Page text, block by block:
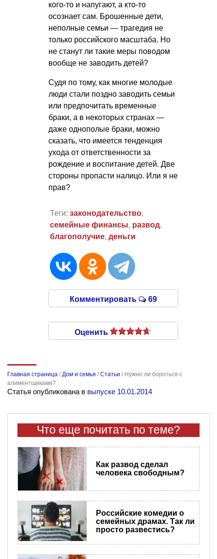
кого-то и напугают, а кто-то
осознает сам. Брошенные дети,
неполные семьи — трагедия не
только российского масштаба. Но
не станут ли такие меры поводом
вообще не заводить детей?
Судя по тому, как многие молодые
люди стали поздно заводить семьи
или предпочитать временные
браки, а в некоторых странах —
даже однополые браки, можно
сказать, что имеется тенденция
ухода от ответственности за
рождение и воспитание детей. Две
стороны пропасти налицо. Или я не
прав?
Теги: законодательство,
семейные финансы, развод,
благополучие, деньги
Комментировать 69
Оценить
Главная страница /Дом и семья /Статьи / Нужно ли бороться с
алиментщиками?
Статья опубликована в выпуске 10.01.2014
Что еще почитать по теме?
Как развод сделал
человека свободным?
Российские комедии о
семейных драмах. Так ли
просто развестись?